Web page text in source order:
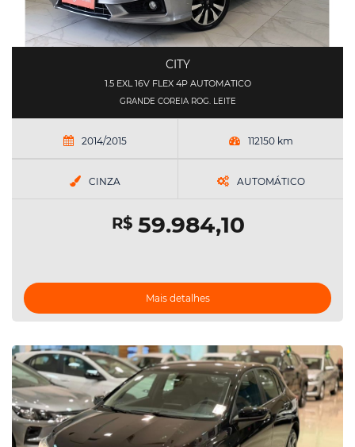
CITY
1.5 EXL 16V FLEX 4P AUTOMATICO
GRANDE COREIA ROG. LEITE
2014/2015 112150 km
CINZA AUTOMÁTICO
R$59.984,10
Mais detalhes